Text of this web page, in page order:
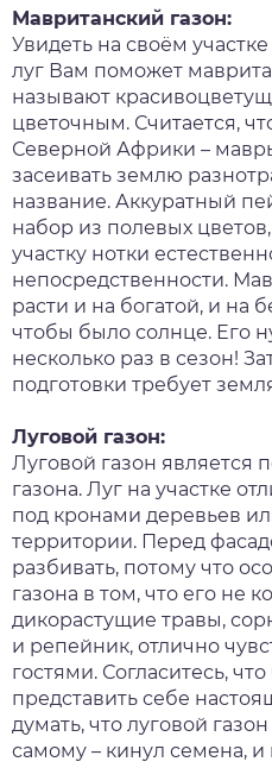
Мавританский газон:
Увидеть на своём
луг Вам поможет
называют
цветочным. Считается,
Северной Африки –
засеивать землю
название. Аккуратный
набор из полевых
участку нотки
непосредственности.
расти и на богатой, и на
чтобы было солнце. Его
несколько раз в сезон!
подготовки требует
Луговой газон:
Луговой газон является
газона. Луг на участке
под кронами деревьев
территории. Перед
разбивать, потому что
газона в том, что его не
дикорастущие травы,
и репейник, отлично
гостями. Согласитесь,
представить себе
думать, что луговой
самому – кинул семена,